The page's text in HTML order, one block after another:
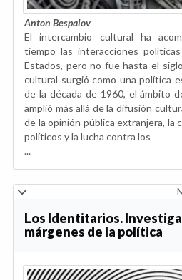
Anton Bespalov
El intercambio cultural ha
tiempo las interacciones
Estados, pero no fue hasta el
cultural surgió como una política
de la década de 1960, el ámbito
amplió más allá de la difusión
de la opinión pública extranjera, la
políticos y la lucha contra los
...
Los Identitarios.
márgenes de la política